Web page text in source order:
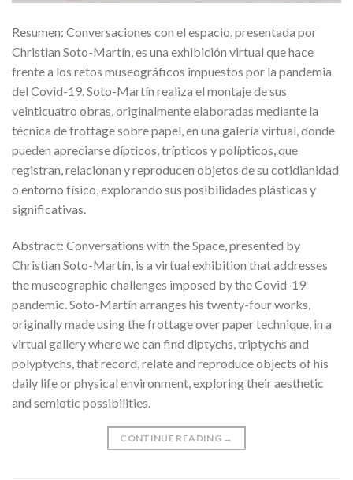
Resumen: Conversaciones con el espacio, presentada por
Christian Soto-Martín, es una exhibición virtual que hace
frente a los retos museográficos impuestos por la pandemia
del Covid-19. Soto-Martín realiza el montaje de sus
veinticuatro obras, originalmente elaboradas mediante la
técnica de frottage sobre papel, en una galería virtual, donde
pueden apreciarse dípticos, trípticos y polípticos, que
registran, relacionan y reproducen objetos de su cotidianidad
o entorno físico, explorando sus posibilidades plásticas y
significativas.
Abstract: Conversations with the Space, presented by
Christian Soto-Martín, is a virtual exhibition that addresses
the museographic challenges imposed by the Covid-19
pandemic. Soto-Martín arranges his twenty-four works,
originally made using the frottage over paper technique, in a
virtual gallery where we can find diptychs, triptychs and
polyptychs, that record, relate and reproduce objects of his
daily life or physical environment, exploring their aesthetic
and semiotic possibilities.
CONTINUE READING →